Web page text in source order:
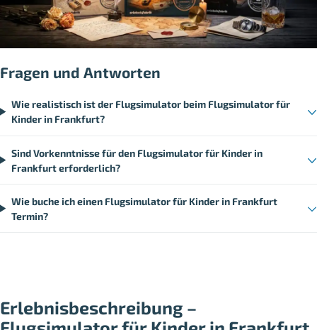
Fragen und Antworten
Wie realistisch ist der Flugsimulator beim Flugsimulator für
Kinder in Frankfurt?
Sind Vorkenntnisse für den Flugsimulator für Kinder in
Frankfurt erforderlich?
Wie buche ich einen Flugsimulator für Kinder in Frankfurt
Termin?
Erlebnisbeschreibung –